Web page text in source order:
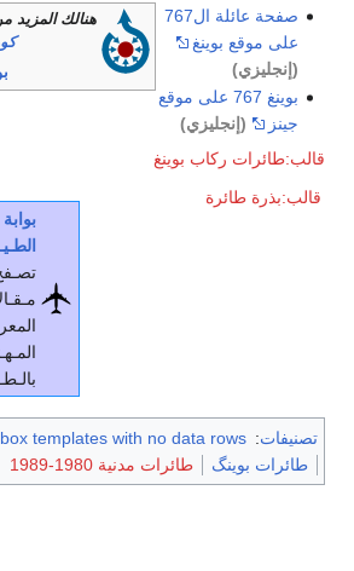
هنالك المزيد
صفحة عائلة ال767
على موقع بوينغ
(إنجليزي)
بوينغ 767 على موقع
جينز
(إنجليزي)
قالب:طائرات ركاب بوينغ
قالب:بذرة طائرة
بوابة
تصنيفات:
templates with no data rows
طائرات بوينگ
طائرات مدنية 1980-1989